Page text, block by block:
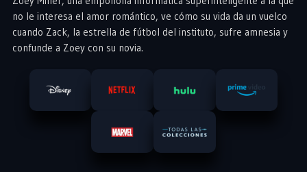
no le interesa el amor romántico, ve cómo su vida da un vuelco
cuando Zack, la estrella de fútbol del instituto, sufre amnesia y
confunde a Zoey con su novia.